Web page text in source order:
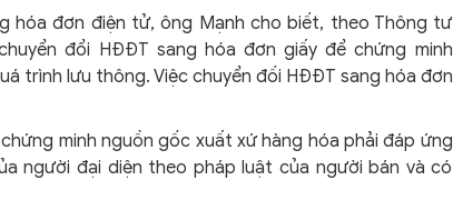
hóa đơn điện tử, ông Mạnh cho biết, theo Thông tư
đổi HĐĐT sang hóa đơn giấy để chứng minh
trình lưu thông. Việc chuyển đối HĐĐT sang hóa đơn
minh nguồn gốc xuất xứ hàng hóa phải đáp ứng
người đại diện theo pháp luật của người bán và có